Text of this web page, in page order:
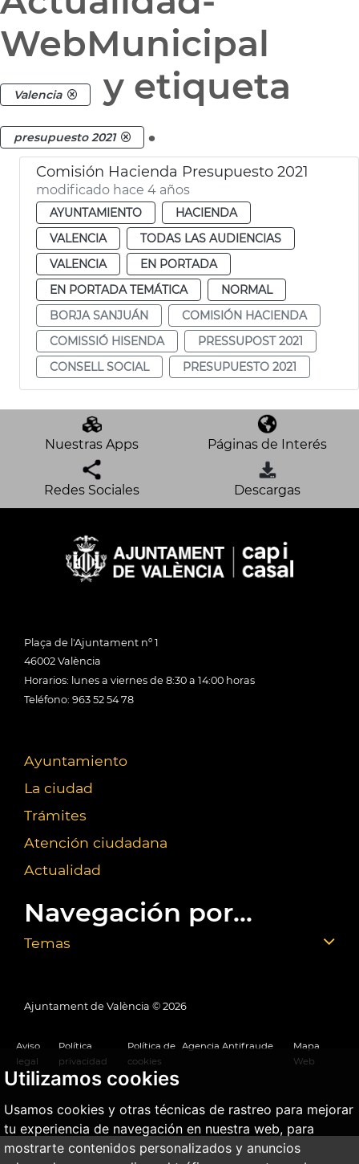
Utilizamos cookies
Usamos cookies y otras técnicas de rastreo para mejorar
tu experiencia de navegación en nuestra web, para
mostrarte contenidos personalizados y anuncios
WebMunicipal
Valencia y etiqueta
presupuesto 2021 .
Comisión Hacienda Presupuesto 2021
modificado hace 4 años
AYUNTAMIENTO
HACIENDA
VALENCIA
TODAS LAS AUDIENCIAS
VALENCIA
EN PORTADA
EN PORTADA TEMÁTICA
NORMAL
BORJA SANJUÁN
COMISIÓN HACIENDA
COMISSIÓ HISENDA
PRESSUPOST 2021
CONSELL SOCIAL
PRESUPUESTO 2021
Nuestras Apps Páginas de Interés
Redes Sociales Descargas
Plaça de l'Ajuntament nº 1
46002 València
Horarios: lunes a viernes de 8:30 a 14:00 horas
Teléfono: 963 52 54 78
Ayuntamiento
La ciudad
Trámites
Atención ciudadana
Actualidad
Navegación por...
Temas
Ajuntament de València © 2026
Aviso
legal
Política
privacidad
Política de
cookies
Agencia Antifraude
Mapa
Web